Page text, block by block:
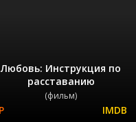
Любовь: Инструкция по
расставанию
(фильм)